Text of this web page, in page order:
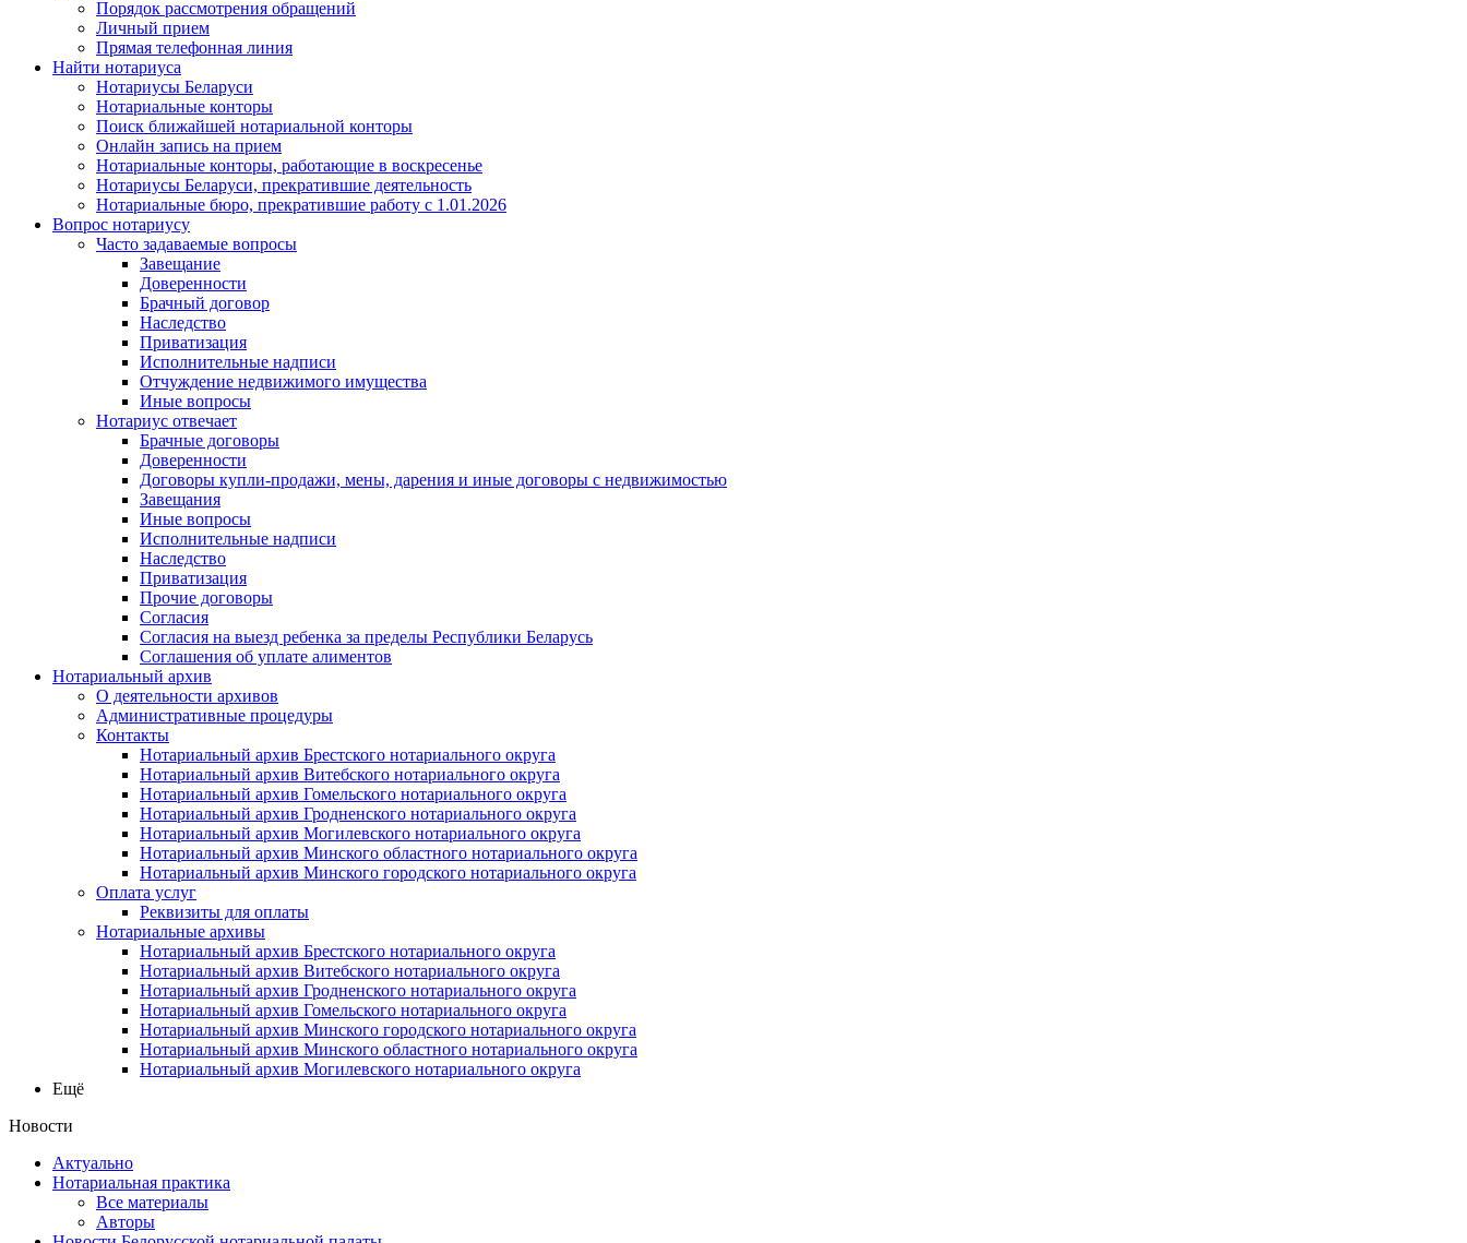
Порядок рассмотрения обращений
Личный прием
Прямая телефонная линия
Найти нотариуса
Нотариусы Беларуси
Нотариальные конторы
Поиск ближайшей нотариальной конторы
Онлайн запись на прием
Нотариальные конторы, работающие в воскресенье
Нотариусы Беларуси, прекратившие деятельность
Нотариальные бюро, прекратившие работу с 1.01.2026
Вопрос нотариусу
Часто задаваемые вопросы
Завещание
Доверенности
Брачный договор
Наследство
Приватизация
Исполнительные надписи
Отчуждение недвижимого имущества
Иные вопросы
Нотариус отвечает
Брачные договоры
Доверенности
Договоры купли-продажи, мены, дарения и иные договоры с недвижимостью
Завещания
Иные вопросы
Исполнительные надписи
Наследство
Приватизация
Прочие договоры
Согласия
Согласия на выезд ребенка за пределы Республики Беларусь
Соглашения об уплате алиментов
Нотариальный архив
О деятельности архивов
Административные процедуры
Контакты
Нотариальный архив Брестского нотариального округа
Нотариальный архив Витебского нотариального округа
Нотариальный архив Гомельского нотариального округа
Нотариальный архив Гродненского нотариального округа
Нотариальный архив Могилевского нотариального округа
Нотариальный архив Минского областного нотариального округа
Нотариальный архив Минского городского нотариального округа
Оплата услуг
Реквизиты для оплаты
Нотариальные архивы
Нотариальный архив Брестского нотариального округа
Нотариальный архив Витебского нотариального округа
Нотариальный архив Гродненского нотариального округа
Нотариальный архив Гомельского нотариального округа
Нотариальный архив Минского городского нотариального округа
Нотариальный архив Минского областного нотариального округа
Нотариальный архив Могилевского нотариального округа
Ещё
Новости
Актуально
Нотариальная практика
Все материалы
Авторы